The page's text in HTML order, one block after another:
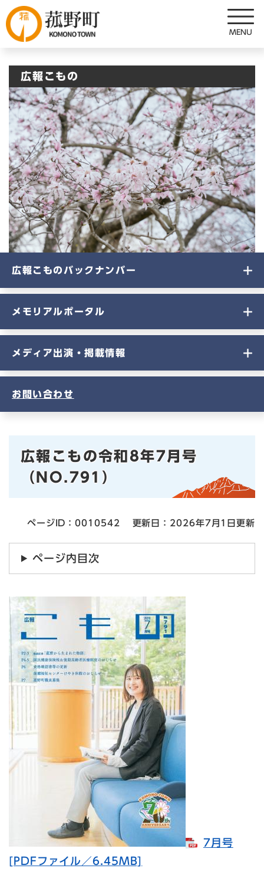
ー
ジ
先
で
す
広報こもの
広報こものバックナンバー
メモリアルポータル
メディア出演・掲載情報
お問い合わせ
広報こもの令和8年7月号
（NO.791）
ページID：0010542 更新日：2026年7月1日更新
ページ内目次
7月号
[PDFファイル／6.45MB]